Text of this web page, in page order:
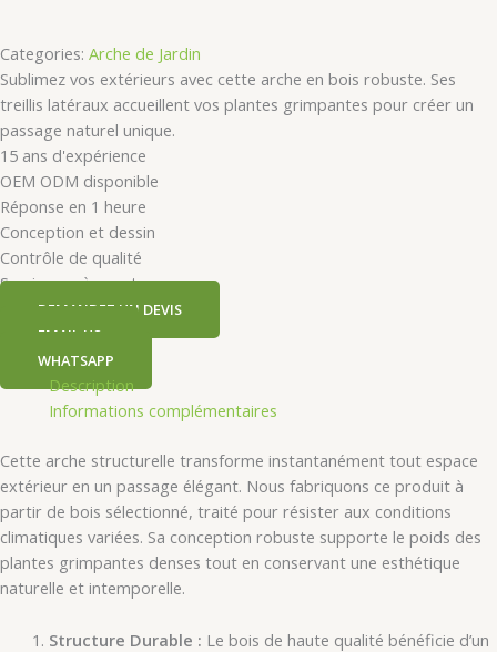
Categories: Arche de Jardin
Sublimez vos extérieurs avec cette arche en bois robuste. Ses
treillis latéraux accueillent vos plantes grimpantes pour créer un
passage naturel unique.
15 ans d'expérience
OEM ODM disponible
Réponse en 1 heure
Conception et dessin
Contrôle de qualité
Service après-vente
DEMANDEZ UN DEVIS
EMAIL US
WHATSAPP
Description
Informations complémentaires
Cette arche structurelle transforme instantanément tout espace
extérieur en un passage élégant. Nous fabriquons ce produit à
partir de bois sélectionné, traité pour résister aux conditions
climatiques variées. Sa conception robuste supporte le poids des
plantes grimpantes denses tout en conservant une esthétique
naturelle et intemporelle.
Structure Durable : Le bois de haute qualité bénéficie d’un